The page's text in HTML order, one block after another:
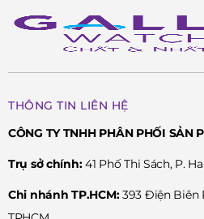
THÔNG TIN LIÊN HỆ
CÔNG TY TNHH PHÂN PHỐI SẢN
Trụ sở chính:41 Phố Thi Sách, P.
Chi nhánh TP.HCM:393 Điện Biên